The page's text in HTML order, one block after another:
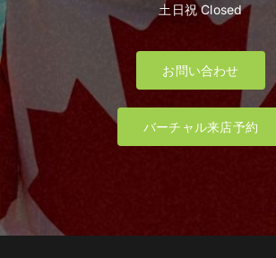
土日祝 Closed
お問い合わせ
バーチャル来店予約